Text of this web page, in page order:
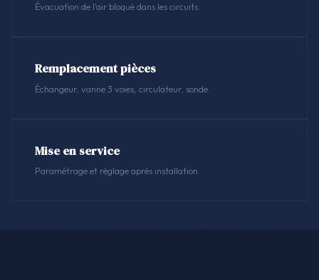
Évacuation de l'air bloqué dans les circuits.
Remplacement pièces
Échangeur, vanne 3 voies, circulateur, sonde.
Mise en service
Paramétrage et réglage après installation.